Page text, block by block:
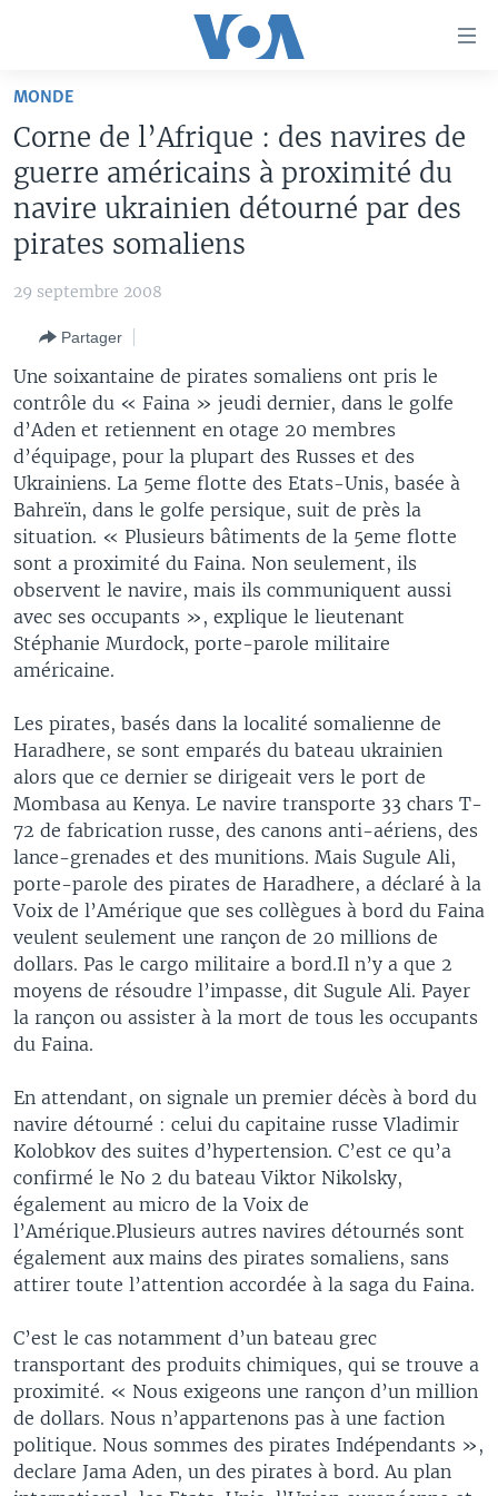
Retour
navigation
principale
ÉTATS-UNIS
MONDE
LE MONDE AUJOURD'HUI
VOA60 AFRIQUE
REPORTAGES
VOUS + NOUS
CARNET DE SANTÉ
RADIO
LE MONDE AUJOURD'HUI
L'AMÉRIQUE ET VOUS
DIALOGUE DES RELIGIONS
RM SHOW
AUTRES LANGUES
SANGO
Apprenez L'anglais
Langues
MONDE
Corne de l’Afrique : des navires de
guerre américains à proximité du
navire ukrainien détourné par des
pirates somaliens
29 septembre 2008
Partager
Une soixantaine de pirates somaliens ont pris le
contrôle du « Faina » jeudi dernier, dans le golfe
d’Aden et retiennent en otage 20 membres
d’équipage, pour la plupart des Russes et des
Ukrainiens. La 5eme flotte des Etats-Unis, basée à
Bahreïn, dans le golfe persique, suit de près la
situation. « Plusieurs bâtiments de la 5eme flotte
sont a proximité du Faina. Non seulement, ils
observent le navire, mais ils communiquent aussi
avec ses occupants », explique le lieutenant
Stéphanie Murdock, porte-parole militaire
américaine.
Les pirates, basés dans la localité somalienne de
Haradhere, se sont emparés du bateau ukrainien
alors que ce dernier se dirigeait vers le port de
Mombasa au Kenya. Le navire transporte 33 chars T-
72 de fabrication russe, des canons anti-aériens, des
lance-grenades et des munitions. Mais Sugule Ali,
porte-parole des pirates de Haradhere, a déclaré à la
Voix de l’Amérique que ses collègues à bord du Faina
veulent seulement une rançon de 20 millions de
dollars. Pas le cargo militaire a bord.Il n’y a que 2
moyens de résoudre l’impasse, dit Sugule Ali. Payer
la rançon ou assister à la mort de tous les occupants
du Faina.
En attendant, on signale un premier décès à bord du
navire détourné : celui du capitaine russe Vladimir
Kolobkov des suites d’hypertension. C’est ce qu’a
confirmé le No 2 du bateau Viktor Nikolsky,
également au micro de la Voix de
l’Amérique.Plusieurs autres navires détournés sont
également aux mains des pirates somaliens, sans
attirer toute l’attention accordée à la saga du Faina.
C’est le cas notamment d’un bateau grec
transportant des produits chimiques, qui se trouve a
proximité. « Nous exigeons une rançon d’un million
de dollars. Nous n’appartenons pas à une faction
politique. Nous sommes des pirates Indépendants »,
declare Jama Aden, un des pirates à bord. Au plan